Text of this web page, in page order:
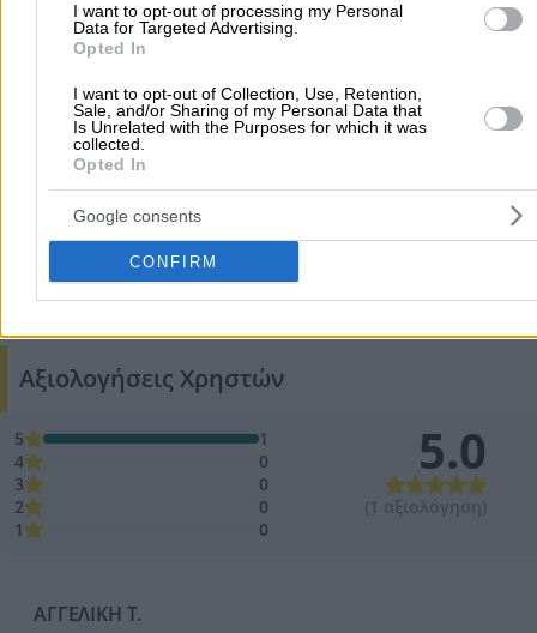
I want to opt-out of processing my Personal
Data for Targeted Advertising.
Opted In
I want to opt-out of Collection, Use, Retention,
Sale, and/or Sharing of my Personal Data that
Is Unrelated with the Purposes for which it was
collected.
Opted In
Google consents
CONFIRM
Προσθήκη αξιολόγησης
Αξιολογήσεις Χρηστών
5
1
4
0
3
0
2
0
1
0
5.0
(1 αξιολόγηση)
AΓΓΕΛΙΚΗ Τ.